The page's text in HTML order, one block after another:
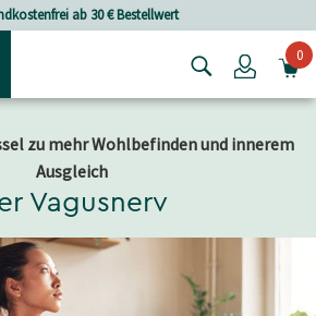
ab 30 € Bestellwert
Login0
zu mehr Wohlbefinden und innerem
Ausgleich
Vagusnerv